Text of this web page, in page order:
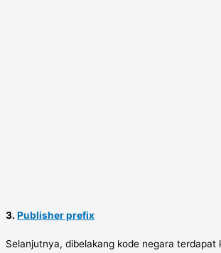
3. Publisher prefix
Selanjutnya, dibelakang kode negara terdapat